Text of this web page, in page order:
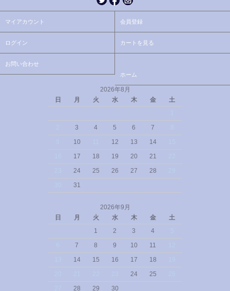
マイアカウント 会員登録
ログイン カートを見る
お問い合わせ
ホーム
2026年8月
日
月 火 水 木 金
土
3 4 5 6 7
10 12 13 14
17 18 19 20 21
24 25 26 27 28
31
2026年9月
日
月 火 水 木 金
土
1
2 3 4
7 8 9 10 11
14 15 16 17 18
24 25
28 29 30